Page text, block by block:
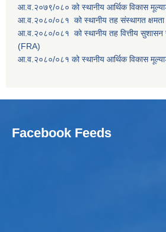
आ.व.२०७९/०८० को स्थानीय आर्थिक विकास
आ.व.२०८०/०८१ को स्थानीय तह संस्थागत
आ.व.२०८०/०८१ को स्थानीय तह वित्तीय
(FRA)
आ.व.२०८०/०८१ को स्थानीय आर्थिक विकास
Facebook Feeds